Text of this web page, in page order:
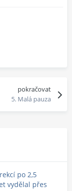
pokračovat
5. Malá pauza
po 2,5
vydělal přes